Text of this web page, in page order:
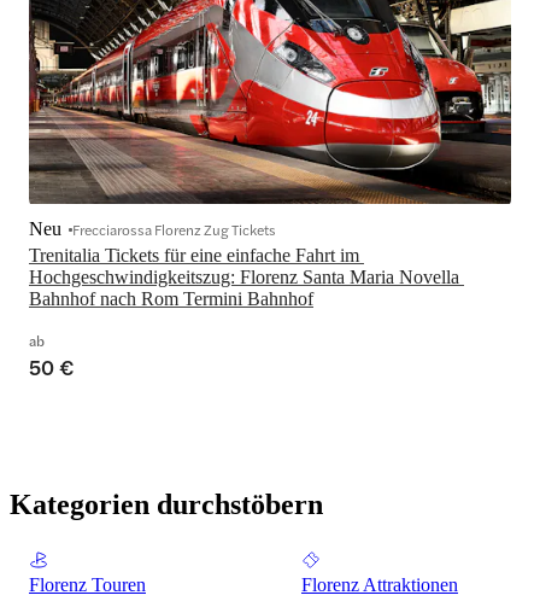
Trenitalia Tickets für eine einfache Fahrt im
Hochgeschwindigkeitszug: Florenz Santa Maria Novella
Bahnhof nach Rom Termini Bahnhof
Neu Frecciarossa Florenz Zug Tickets
ab
50 €
Kategorien durchstöbern
Florenz Touren Florenz Attraktionen